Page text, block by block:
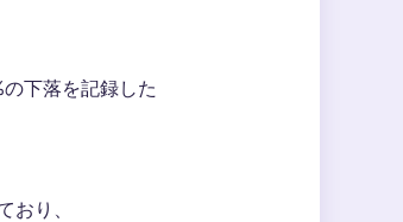
下落を記録した
り、